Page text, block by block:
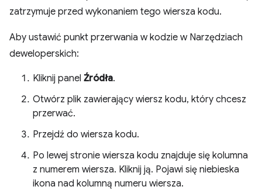
zatrzymuje przed wykonaniem tego wiersza kodu.
Aby ustawić punkt przerwania w kodzie w Narzędziach
deweloperskich:
Kliknij panel Źródła.
Otwórz plik zawierający wiersz kodu, który chcesz
przerwać.
Przejdź do wiersza kodu.
Po lewej stronie wiersza kodu znajduje się kolumna
z numerem wiersza. Kliknij ją. Pojawi się niebieska
ikona nad kolumną numeru wiersza.